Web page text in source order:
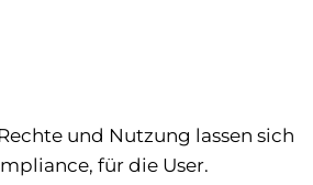
und Nutzung lassen sich
für die User.